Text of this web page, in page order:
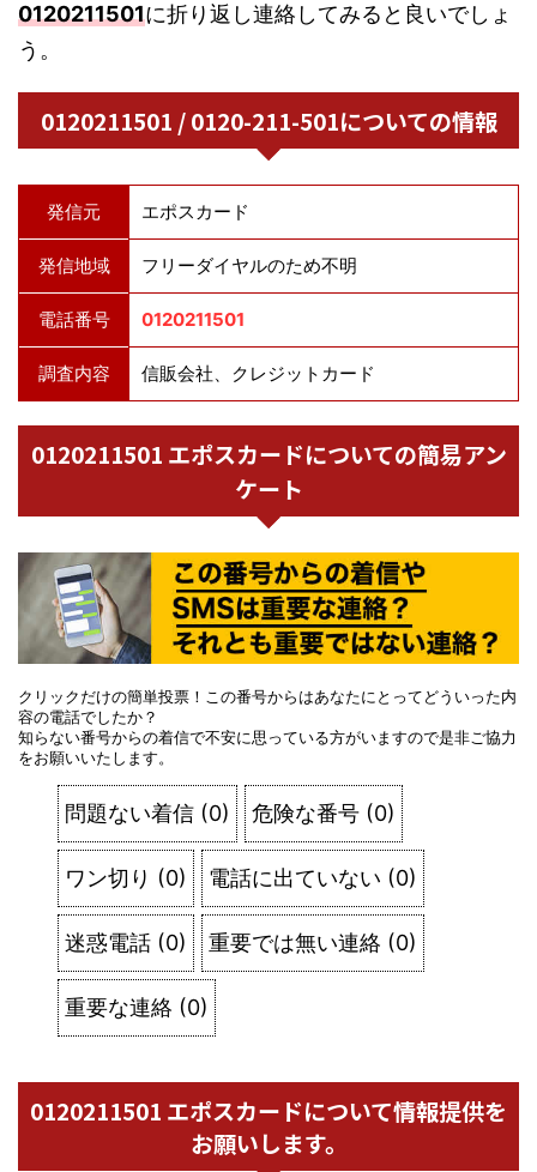
0120211501に折り返し連絡してみると良いでしょ
う。
0120211501 / 0120-211-501についての情報
発信元 エポスカード
発信地域 フリーダイヤルのため不明
電話番号 0120211501
調査内容 信販会社、クレジットカード
0120211501 エポスカードについての簡易アン
ケート
クリックだけの簡単投票！この番号からはあなたにとってどういった内
容の電話でしたか？
知らない番号からの着信で不安に思っている方がいますので是非ご協力
をお願いいたします。
問題ない着信 (0) 危険な番号 (0)
ワン切り (0) 電話に出ていない (0)
迷惑電話 (0) 重要では無い連絡 (0)
重要な連絡 (0)
0120211501 エポスカードについて情報提供を
お願いします。